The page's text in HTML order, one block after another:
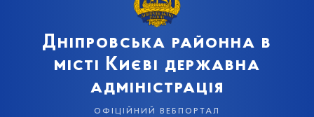
Дніпровська районна в
місті Києві державна
адміністрація
офіційний вебпортал